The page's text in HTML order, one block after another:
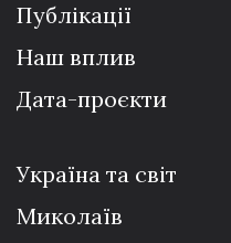
Публікації
Наш вплив
Дата-проєкти
Україна та світ
Миколаїв